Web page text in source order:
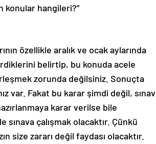
konular hangileri?”
özellikle aralık ve ocak aylarında
belirtip, bu konuda acele
zorunda değilsiniz. Sonuçta
var. Fakat bu karar şimdi değil, sınav
karar verilse bile
çalışmak olacaktır. Çünkü
size zararı değil faydası olacaktır.